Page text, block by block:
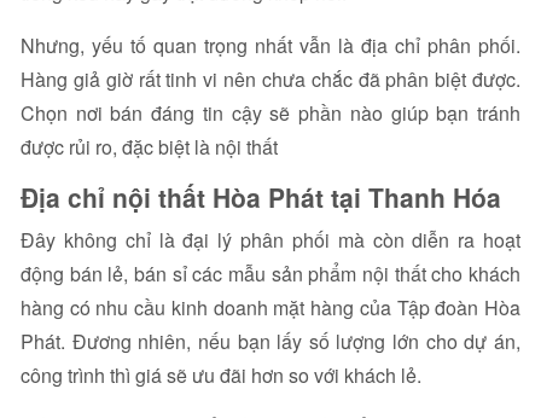
Nhưng, yếu tố quan trọng nhất vẫn là địa chỉ phân phối.
Hàng giả giờ rất tinh vi nên chưa chắc đã phân biệt được.
Chọn nơi bán đáng tin cậy sẽ phần nào giúp bạn tránh
được rủi ro, đặc biệt là nội thất
Địa chỉ nội thất Hòa Phát tại Thanh Hóa
Đây không chỉ là đại lý phân phối mà còn diễn ra hoạt
động bán lẻ, bán sỉ các mẫu sản phẩm nội thất cho khách
hàng có nhu cầu kinh doanh mặt hàng của Tập đoàn Hòa
Phát. Đương nhiên, nếu bạn lấy số lượng lớn cho dự án,
công trình thì giá sẽ ưu đãi hơn so với khách lẻ.